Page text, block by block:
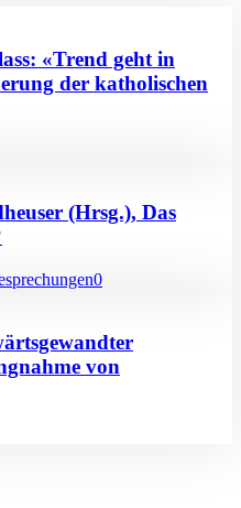
«Trend geht in
der katholischen
(Hrsg.), Das
0
von